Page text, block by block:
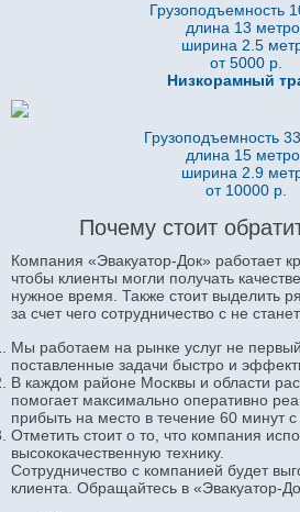
Грузоподъемность
длина 13
ширина 2.5
от 5000 р.
Низкорамный
Грузоподъемность
длина 15
ширина 2.9
от 10000 р.
Почему стоит
Компания «Эвакуатор-Док» работает
чтобы клиенты могли получать
нужное время. Также стоит выделить
за счет чего сотрудничество с не
Мы работаем на рынке услуг не
поставленные задачи быстро и
В каждом районе Москвы и области
помогает максимально оперативно
прибыть на место в течение 60 минут
Отметить стоит о то, что компания
высококачественную технику.
Сотрудничество с компанией будет
клиента. Обращайтесь в «Эвакуатор-